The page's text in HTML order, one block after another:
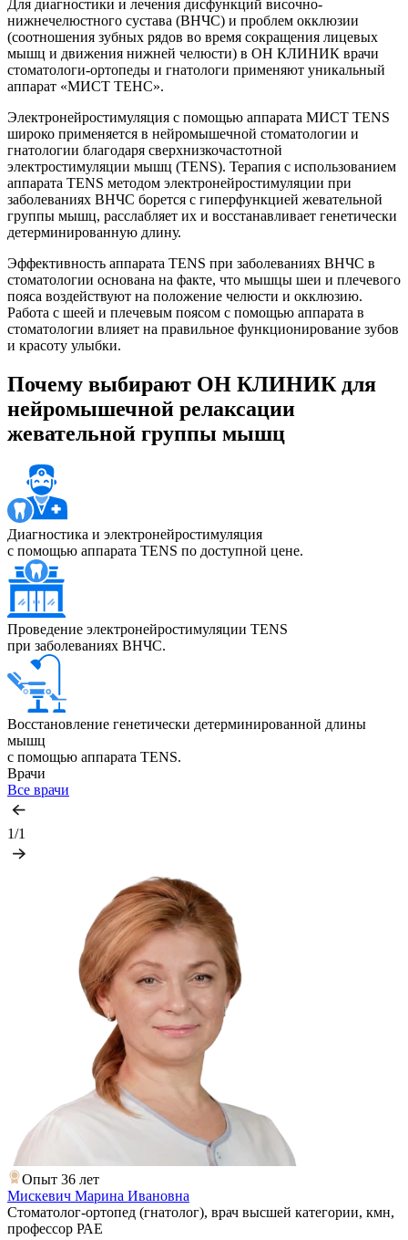
Для диагностики и лечения дисфункций височно-
нижнечелюстного сустава (ВНЧС) и проблем окклюзии
(соотношения зубных рядов во время сокращения лицевых
мышц и движения нижней челюсти) в ОН КЛИНИК врачи
стоматологи-ортопеды и гнатологи применяют уникальный
аппарат «МИСТ ТЕНС».
Электронейростимуляция с помощью аппарата МИСТ TENS
широко применяется в нейромышечной стоматологии и
гнатологии благодаря сверхнизкочастотной
электростимуляции мышц (TENS). Терапия с использованием
аппарата TENS методом электронейростимуляции при
заболеваниях ВНЧС борется с гиперфункцией жевательной
группы мышц, расслабляет их и восстанавливает генетически
детерминированную длину.
Эффективность аппарата TENS при заболеваниях ВНЧС в
стоматологии основана на факте, что мышцы шеи и плечевого
пояса воздействуют на положение челюсти и окклюзию.
Работа с шеей и плечевым поясом с помощью аппарата в
стоматологии влияет на правильное функционирование зубов
и красоту улыбки.
Почему выбирают ОН КЛИНИК для
нейромышечной релаксации
жевательной группы мышц
Диагностика и электронейростимуляция
с помощью аппарата TENS по доступной цене.
Проведение электронейростимуляции TENS
при заболеваниях ВНЧС.
Восстановление генетически детерминированной длины
мышц
с помощью аппарата TENS.
Врачи
Все врачи
1/1
Опыт 36 лет
Мискевич Марина Ивановна
Стоматолог-ортопед (гнатолог), врач высшей категории, кмн,
профессор РАЕ